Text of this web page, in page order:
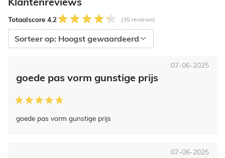
Totaalscore 4.2 (35 reviews)
goede pas vorm gunstige prijs
goede pas vorm gunstige prijs
07-06-2025
07-06-2025